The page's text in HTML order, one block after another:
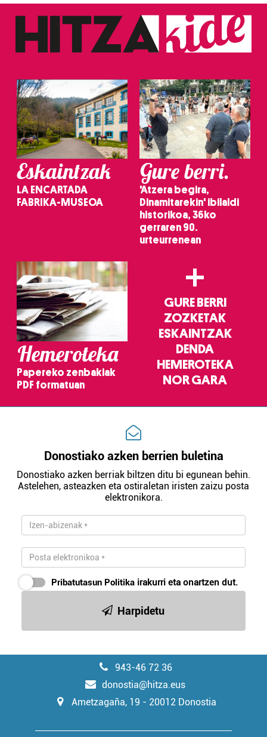
Eskaintzak
LA ENCARTADA
FABRIKA-MUSEOA
Gure berri.
'Atzera begira,
Dinamitarekin' ibilaldi
historikoa, 36ko
gerraren 90.
urteurrenean
Hemeroteka
Papereko zenbakiak
PDF formatuan
+
GURE BERRI
ZOZKETAK
ESKAINTZAK
DENDA
HEMEROTEKA
NOR GARA
Donostiako azken berrien buletina
Donostiako azken berriak biltzen ditu bi egunean behin.
Astelehen, asteazken eta ostiraletan iristen zaizu posta
elektronikora.
Pribatutasun Politika irakurri eta onartzen dut.
Harpidetu
943-46 72 36
donostia@hitza.eus
Ametzagaña, 19 - 20012 Donostia